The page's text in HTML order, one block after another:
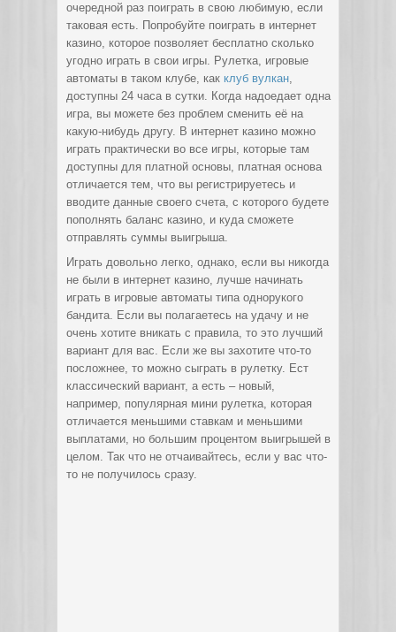
очередной раз поиграть в свою любимую, если
таковая есть. Попробуйте поиграть в интернет
казино, которое позволяет бесплатно сколько
угодно играть в свои игры. Рулетка, игровые
автоматы в таком клубе, как клуб вулкан,
доступны 24 часа в сутки. Когда надоедает одна
игра, вы можете без проблем сменить её на
какую-нибудь другу. В интернет казино можно
играть практически во все игры, которые там
доступны для платной основы, платная основа
отличается тем, что вы регистрируетесь и
вводите данные своего счета, с которого будете
пополнять баланс казино, и куда сможете
отправлять суммы выигрыша.
Играть довольно легко, однако, если вы никогда
не были в интернет казино, лучше начинать
играть в игровые автоматы типа однорукого
бандита. Если вы полагаетесь на удачу и не
очень хотите вникать с правила, то это лучший
вариант для вас. Если же вы захотите что-то
посложнее, то можно сыграть в рулетку. Ест
классический вариант, а есть – новый,
например, популярная мини рулетка, которая
отличается меньшими ставкам и меньшими
выплатами, но большим процентом выигрышей в
целом. Так что не отчаивайтесь, если у вас что-
то не получилось сразу.